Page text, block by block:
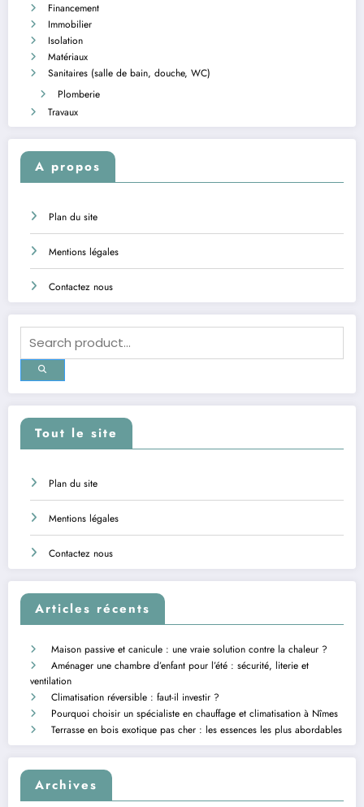
Financement
Immobilier
Isolation
Matériaux
Sanitaires (salle de bain, douche, WC)
Plomberie
Travaux
A propos
Plan du site
Mentions légales
Contactez nous
Tout le site
Plan du site
Mentions légales
Contactez nous
Articles récents
Maison passive et canicule : une vraie solution contre la chaleur ?
Aménager une chambre d’enfant pour l’été : sécurité, literie et
ventilation
Climatisation réversible : faut-il investir ?
Pourquoi choisir un spécialiste en chauffage et climatisation à Nîmes
Terrasse en bois exotique pas cher : les essences les plus abordables
Archives